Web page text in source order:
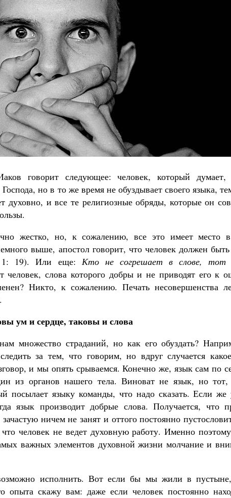
говорит следующее: человек, который
но в то же время не обуздывает своего языка,
духовно, и все те религиозные обряды, которые он
жестко, но, к сожалению, все это имеет место
выше, апостол говорит, что человек должен быть
19). Или еще: Кто не согрешает в слове, тот
слова которого добры и не приводят его к
Никто, к сожалению. Печать несовершенства
ум и сердце, таковы и слова
множество страданий, но как его обуздать?
за тем, что говорим, но вдруг случается
и мы опять срываемся. Конечно же, язык сам по
из органов нашего тела. Виноват не язык, но
посылает языку команды, что надо сказать. Если же
язык производит добрые слова. Получается, что
ничем не занят и оттого постоянно
человек не ведет духовную работу. Именно
важных элементов духовной жизни молчание и
исполнить. Вот если бы мы жили в
скажу вам: даже если человек постоянно
Кирилл Мурышев
Великомученик Георгий
святого